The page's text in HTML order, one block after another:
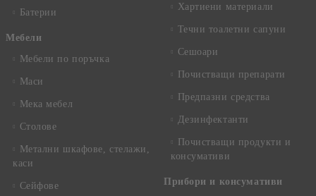
Батерии
Mебели
Мебели по поръчка
Маси
Мека мебел
Столове
Метални шкафове, стелажи,
каси
Сейфове
Хартиени материали
Течни тоалетни сапуни
Сешоари
Почистващи препарати
Предпазни средства
Дезинфектанти
Почистващи продукти и
консумативи
Прибори и консумативи